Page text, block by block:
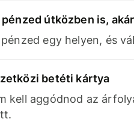
pénzed útközben is,
egy helyen, és
betéti kártya
kell aggódnod az